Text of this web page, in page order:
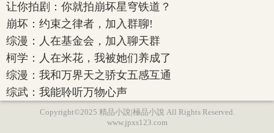
让你拍剧：你就拍崩坏星穹铁道？
崩坏：约束之律者，加入群聊!
综漫：人在基金会，加入聊天群
柯学：人在米花，我被她们养成了
综漫：我和万界天之骄女五感互通
综武：我能聆听万物心声
Copyright©2025 精品小說|極品小說 All Rights Reserved.
www.jpxs123.com